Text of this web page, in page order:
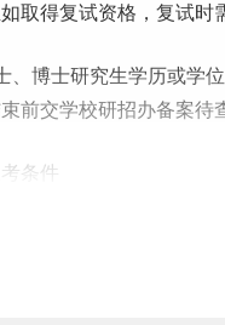
取得复试资格，复试时
、博士研究生学历或学
前交学校研招办备案待
条件
除符合上述基本条件外，